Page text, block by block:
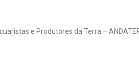
e Produtores da Terra –